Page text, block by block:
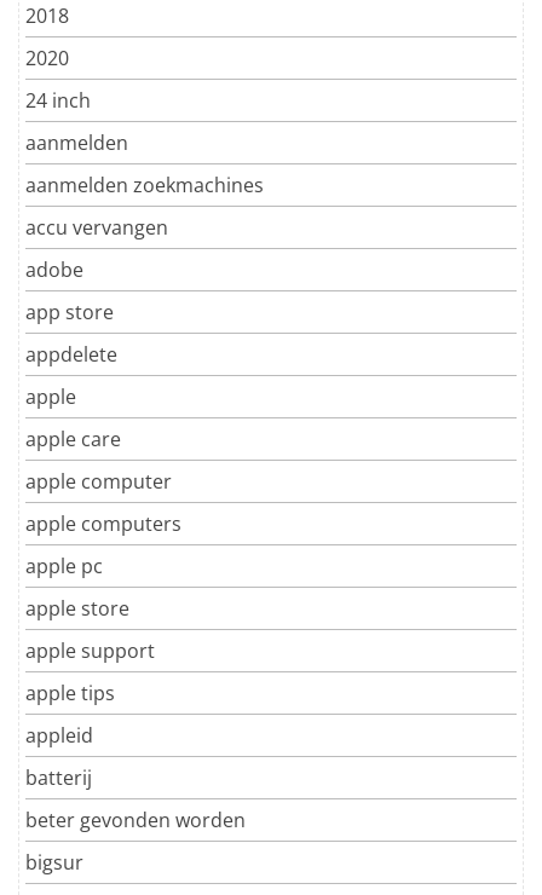
2018
2020
24 inch
aanmelden
aanmelden zoekmachines
accu vervangen
adobe
app store
appdelete
apple
apple care
apple computer
apple computers
apple pc
apple store
apple support
apple tips
appleid
batterij
beter gevonden worden
bigsur